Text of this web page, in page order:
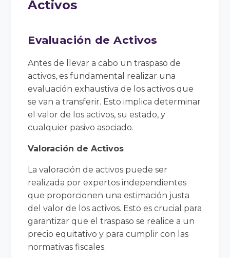
Activos
Evaluación de Activos
Antes de llevar a cabo un traspaso de
activos, es fundamental realizar una
evaluación exhaustiva de los activos que
se van a transferir. Esto implica determinar
el valor de los activos, su estado, y
cualquier pasivo asociado.
Valoración de Activos
La valoración de activos puede ser
realizada por expertos independientes
que proporcionen una estimación justa
del valor de los activos. Esto es crucial para
garantizar que el traspaso se realice a un
precio equitativo y para cumplir con las
normativas fiscales.